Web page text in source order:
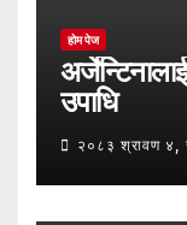
होम पेज
उपाधि
२०८३ श्रावण ४,